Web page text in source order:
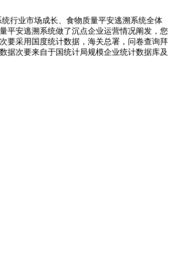
行业市场成长、食物质量平安逃溯系统全体
平安逃溯系统做了沉点企业运营情况阐发，您
要采用国度统计数据，海关总署，问卷查询拜
据次要来自于国统计局规模企业统计数据库及